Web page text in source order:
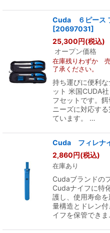
Cuda ６ピース
[20697031]
25,300円(税込)
オープン価格
在庫残りわずか
了承ください。
持ち運びに便利
ット 米国CUDA
フセットです。
ニーズに対応す
ています。 …
Cuda フィレナ
2,860円(税込)
在庫あり
Cudaブランドの
Cudaナイフに特
護し、使用寿命
量構造とドレン
イフを保管でき